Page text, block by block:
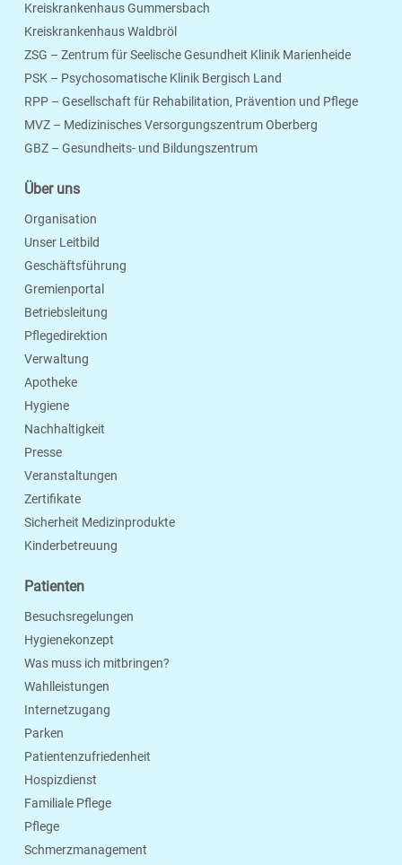
Seite Drucken
Kreiskrankenhaus Gummersbach
Kreiskrankenhaus Waldbröl
ZSG – Zentrum für Seelische Gesundheit Klinik Marienheide
PSK – Psychosomatische Klinik Bergisch Land
RPP – Gesellschaft für Rehabilitation, Prävention und Pflege
MVZ – Medizinisches Versorgungszentrum Oberberg
GBZ – Gesundheits- und Bildungszentrum
Über uns
Organisation
Unser Leitbild
Geschäftsführung
Gremienportal
Betriebsleitung
Pflegedirektion
Verwaltung
Apotheke
Hygiene
Nachhaltigkeit
Presse
Veranstaltungen
Zertifikate
Sicherheit Medizinprodukte
Kinderbetreuung
Patienten
Besuchsregelungen
Hygienekonzept
Was muss ich mitbringen?
Wahlleistungen
Internetzugang
Parken
Patientenzufriedenheit
Hospizdienst
Familiale Pflege
Pflege
Schmerzmanagement